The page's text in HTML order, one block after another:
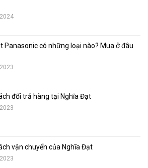
Panasonic có những loại nào? Mua ở đâu
đổi trả hàng tại Nghĩa Đạt
vận chuyển của Nghĩa Đạt